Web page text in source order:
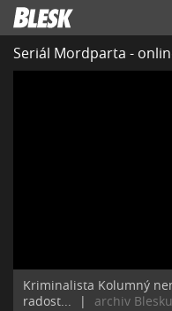
Seriál Mordparta -
Kriminalista Kolumný
radost...
| archiv Blesku